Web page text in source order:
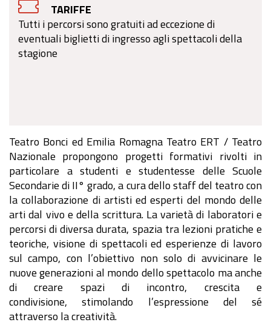
Teatro Bonci ed Emilia Romagna Teatro ERT / Teatro
Nazionale propongono progetti formativi rivolti in
particolare a studenti e studentesse delle Scuole
Secondarie di II° grado, a cura dello staff del teatro con
la collaborazione di artisti ed esperti del mondo delle
arti dal vivo e della scrittura. La varietà di laboratori e
percorsi di diversa durata, spazia tra lezioni pratiche e
teoriche, visione di spettacoli ed esperienze di lavoro
sul campo, con l’obiettivo non solo di avvicinare le
nuove generazioni al mondo dello spettacolo ma anche
di creare spazi di incontro, crescita e
condivisione, stimolando l’espressione del sé
attraverso la creatività.
TARIFFE
Tutti i percorsi sono gratuiti ad eccezione di
eventuali biglietti di ingresso agli spettacoli della
stagione